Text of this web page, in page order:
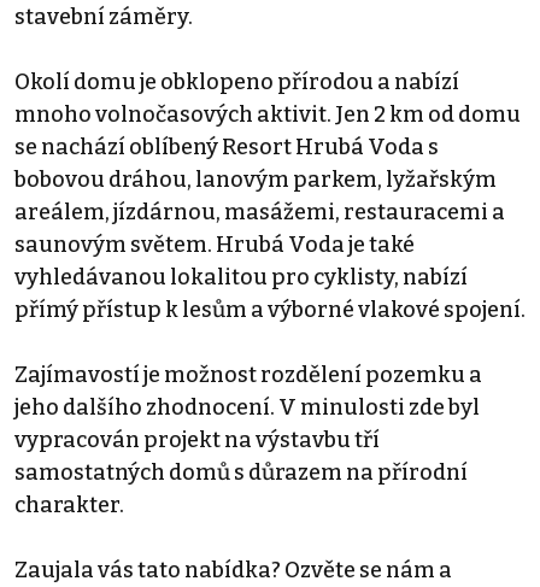
stavební záměry.
Okolí domu je obklopeno přírodou a nabízí
mnoho volnočasových aktivit. Jen 2 km od domu
se nachází oblíbený Resort Hrubá Voda s
bobovou dráhou, lanovým parkem, lyžařským
areálem, jízdárnou, masážemi, restauracemi a
saunovým světem. Hrubá Voda je také
vyhledávanou lokalitou pro cyklisty, nabízí
přímý přístup k lesům a výborné vlakové spojení.
Zajímavostí je možnost rozdělení pozemku a
jeho dalšího zhodnocení. V minulosti zde byl
vypracován projekt na výstavbu tří
samostatných domů s důrazem na přírodní
charakter.
Zaujala vás tato nabídka? Ozvěte se nám a